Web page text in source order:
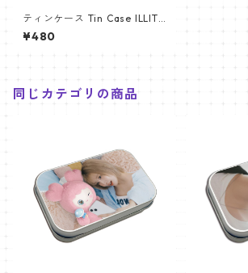
ティンケース Tin Case ILLIT
アイリット (ILLIT-01)
¥480
同じカテゴリの商品